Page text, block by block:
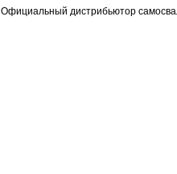
Официальный дистрибьютор